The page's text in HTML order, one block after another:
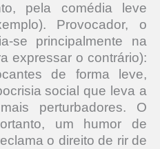
pela comédia leve
Provocador, o
se principalmente na
expressar o contrário):
de forma leve,
social que leva a
perturbadores. O
um humor de
o direito de rir de